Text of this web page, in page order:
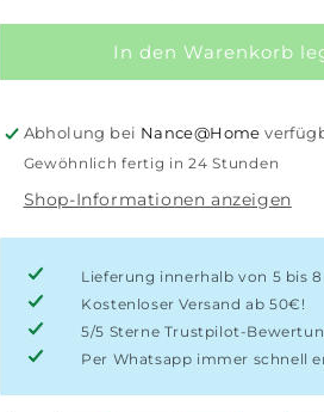
Menge
iXXXi
Douglas
Menge
für
iXXXi
Douglas
In den Warenkorb
Abholung bei Nance@Home
Gewöhnlich fertig in 24 Stunden
Shop-Informationen anzeigen
Lieferung innerhalb von 5 bis
Kostenloser Versand ab 50€!
5/5 Sterne Trustpilot-
Per Whatsapp immer schnell